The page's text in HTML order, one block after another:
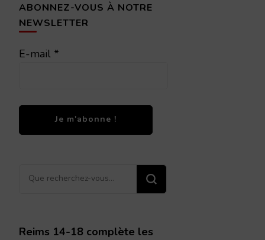
ABONNEZ-VOUS À NOTRE
NEWSLETTER
E-mail *
Vous
Reims 14-18 complète les